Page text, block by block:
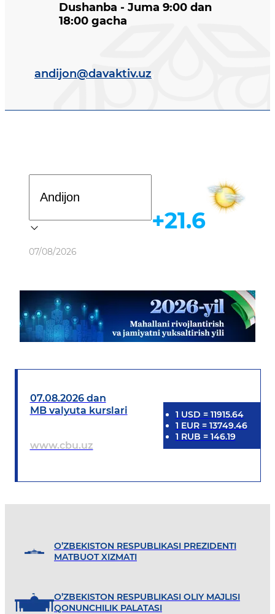
Dushanba - Juma 9:00 dan
18:00 gacha
andijon@davaktiv.uz
Ob-havo
07/08/2026
+21.6
07.08.2026 dan
MB valyuta kurslari
www.cbu.uz
1 USD = 11915.64
1 EUR= 13749.46
1 RUB = 146.19
O’ZBEKISTON RESPUBLIKASI PREZIDENTI
MATBUOT XIZMATI
O’ZBEKISTON RESPUBLIKASI OLIY MAJLISI
QONUNCHILIK PALATASI